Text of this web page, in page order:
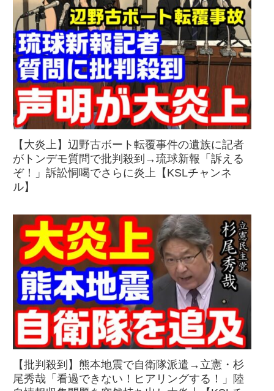
【大炎上】辺野古ボート転覆事件の遺族に記者
がトンデモ質問で批判殺到→琉球新報「訴える
ぞ！」訴訟恫喝でさらに炎上【KSLチャンネ
ル】
【批判殺到】熊本地震で自衛隊派遣→立憲・杉
尾秀哉「看過できない！ヒアリングする！」陸